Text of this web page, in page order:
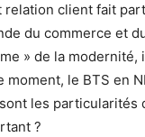
relation client fait
du commerce et
» de la
le BTS en
les particularités
?